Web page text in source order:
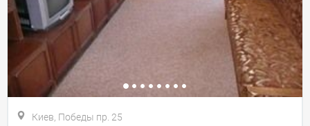
Киев, Победы пр. 25